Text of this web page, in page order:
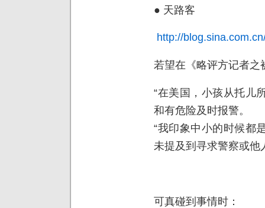
● 天路客
http://
若望在《略评方记者
“在美国，小孩从托儿
和有危险及时报警。
“我印象中小的时候都
未提及到寻求警察或他
可真碰到事情时：